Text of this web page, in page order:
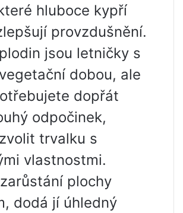
hluboce kypří
provzdušnění.
jsou letničky s
dobou, ale
dopřát
odpočinek,
trvalku s
vlastnostmi.
plochy
dodá jí úhledný